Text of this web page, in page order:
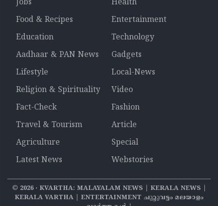
Jobs
Health
Food & Recipes
Entertainment
Education
Technology
Aadhaar & PAN News
Gadgets
Lifestyle
Local-News
Religion & Spirituality
Video
Fact-Check
Fashion
Travel & Tourism
Article
Agriculture
Special
Latest News
Webstories
© 2026‧ KVARTHA: MALAYALAM NEWS | KERALA NEWS |
KERALA VARTHA | ENTERTAINMENT ചുറ്റുവട്ടം മലയാളം